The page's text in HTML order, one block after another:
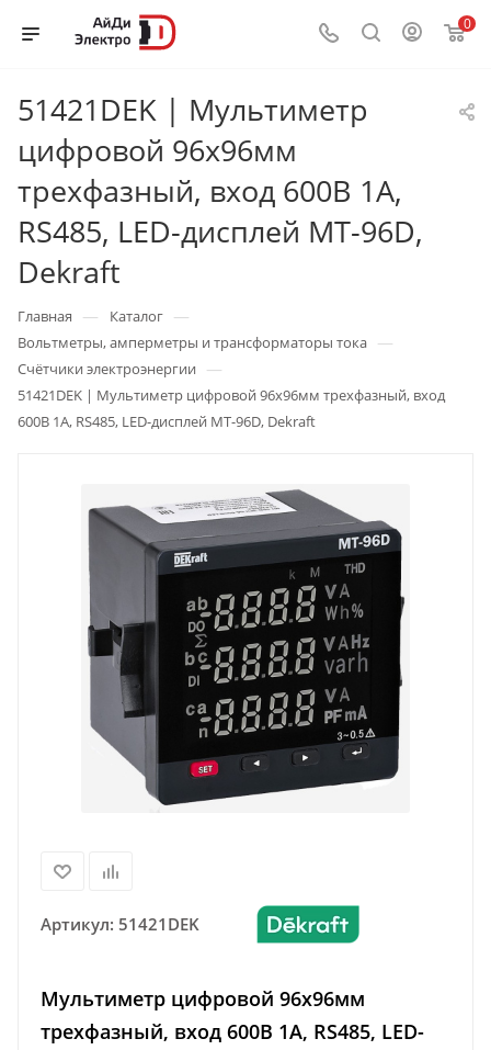
0
51421DEK | Мультиметр
цифровой 96х96мм
трехфазный, вход 600В 1А,
RS485, LED-дисплей МТ-96D,
Dekraft
Главная — Каталог —
Вольтметры, амперметры и трансформаторы тока —
Счётчики электроэнергии —
51421DEK | Мультиметр цифровой 96х96мм трехфазный, вход
600В 1А, RS485, LED-дисплей МТ-96D, Dekraft
Артикул: 51421DEK
Мультиметр цифровой 96х96мм
трехфазный, вход 600В 1А, RS485, LED-